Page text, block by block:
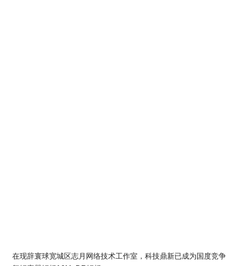
在现辞寰球宽城区志月网络技术工作室，科技鼎新已成为国度竞